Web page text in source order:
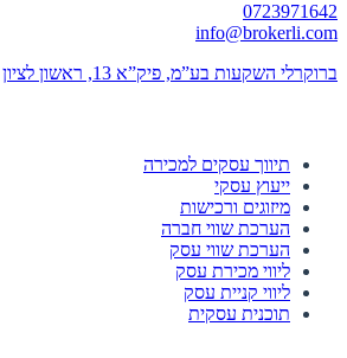
0723971642
info@brokerli.com
ברוקרלי השקעות בע”מ, פיק”א 13, ראשון לציון
תיווך עסקים למכירה
ייעוץ עסקי
מיזוגים ורכישות
הערכת שווי חברה
הערכת שווי עסק
ליווי מכירת עסק
ליווי קניית עסק
תוכנית עסקית